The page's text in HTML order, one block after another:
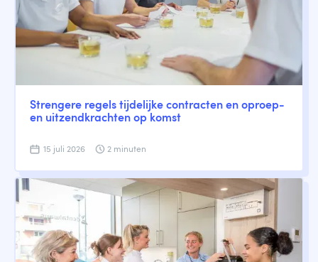
Strengere regels tijdelijke contracten en oproep-
en uitzendkrachten op komst
15 juli 2026 2 minuten